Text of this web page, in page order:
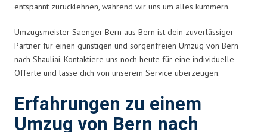
entspannt zurücklehnen, während wir uns um alles kümmern.
Umzugsmeister Saenger Bern aus Bern ist dein zuverlässiger
Partner für einen günstigen und sorgenfreien Umzug von Bern
nach Shauliai. Kontaktiere uns noch heute für eine individuelle
Offerte und lasse dich von unserem Service überzeugen.
Erfahrungen zu einem
Umzug von Bern nach